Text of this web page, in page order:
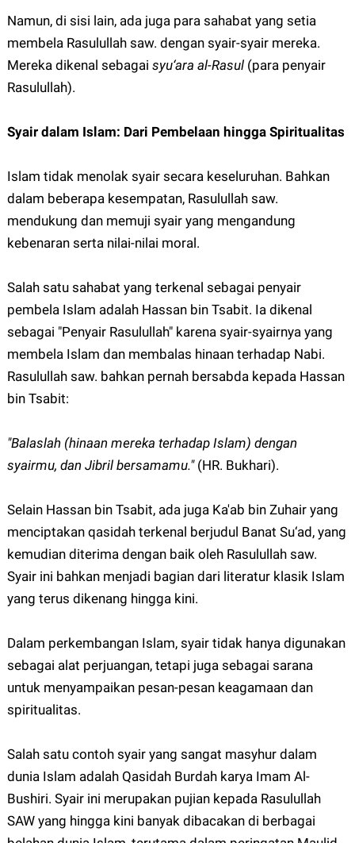
Namun, di sisi lain, ada juga para sahabat yang setia
membela Rasulullah saw. dengan syair-syair mereka.
Mereka dikenal sebagai syu‘ara al-Rasul (para penyair
Rasulullah).
Syair dalam Islam: Dari Pembelaan hingga Spiritualitas
Islam tidak menolak syair secara keseluruhan. Bahkan
dalam beberapa kesempatan, Rasulullah saw.
mendukung dan memuji syair yang mengandung
kebenaran serta nilai-nilai moral.
Salah satu sahabat yang terkenal sebagai penyair
pembela Islam adalah Hassan bin Tsabit. Ia dikenal
sebagai "Penyair Rasulullah" karena syair-syairnya yang
membela Islam dan membalas hinaan terhadap Nabi.
Rasulullah saw. bahkan pernah bersabda kepada Hassan
bin Tsabit:
"Balaslah (hinaan mereka terhadap Islam) dengan
syairmu, dan Jibril bersamamu."(HR. Bukhari).
Selain Hassan bin Tsabit, ada juga Ka'ab bin Zuhair yang
menciptakan qasidah terkenal berjudul Banat Su‘ad, yang
kemudian diterima dengan baik oleh Rasulullah saw.
Syair ini bahkan menjadi bagian dari literatur klasik Islam
yang terus dikenang hingga kini.
Dalam perkembangan Islam, syair tidak hanya digunakan
sebagai alat perjuangan, tetapi juga sebagai sarana
untuk menyampaikan pesan-pesan keagamaan dan
spiritualitas.
Salah satu contoh syair yang sangat masyhur dalam
dunia Islam adalah Qasidah Burdah karya Imam Al-
Bushiri. Syair ini merupakan pujian kepada Rasulullah
SAW yang hingga kini banyak dibacakan di berbagai